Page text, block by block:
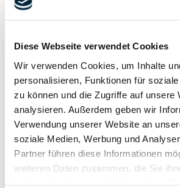
Diese Webseite verwendet Cookies
Wir verwenden Cookies, um Inhalte
personalisieren, Funktionen für
zu können und die Zugriffe auf unsere
analysieren. Außerdem geben wir
Verwendung unserer Website an
soziale Medien, Werbung und
Partner führen diese Informationen
weiteren Daten zusammen, die Sie
LUDWIG FREYTAG GmbH & Co.
Ammerländer Heerstr. 368
26129 Oldenburg
vCard herunterladen
Telefon +49 441 9704-0
Telefax +49 441 9704-100